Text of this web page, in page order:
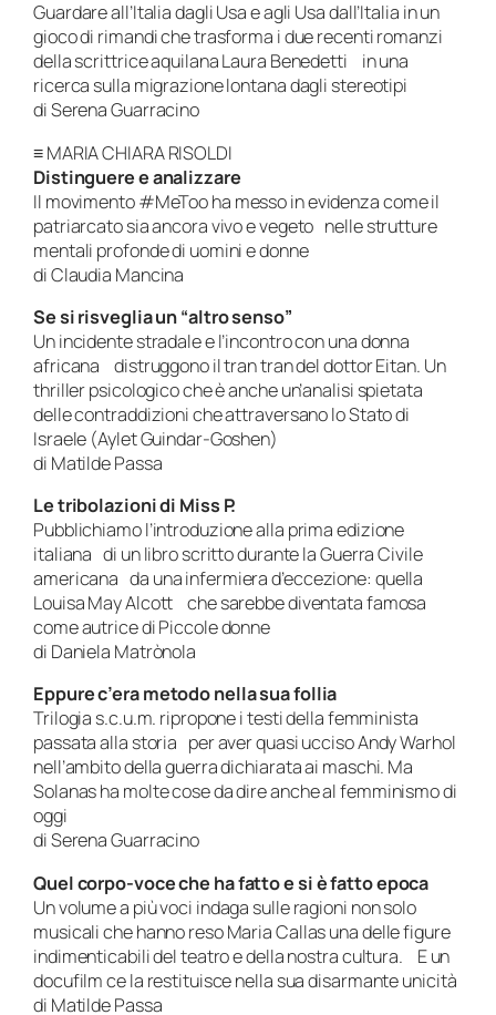
Guardare all’Italia dagli Usa e agli Usa dall’Italia in un
gioco di rimandi che trasforma i due recenti romanzi
della scrittrice aquilana Laura Benedetti in una
ricerca sulla migrazione lontana dagli stereotipi
di Serena Guarracino
≡ MARIA CHIARA RISOLDI
Distinguere e analizzare
Il movimento #MeToo ha messo in evidenza come il
patriarcato sia ancora vivo e vegeto nelle strutture
mentali profonde di uomini e donne
di Claudia Mancina
Se si risveglia un “altro senso”
Un incidente stradale e l’incontro con una donna
africana distruggono il tran tran del dottor Eitan. Un
thriller psicologico che è anche un’analisi spietata
delle contraddizioni che attraversano lo Stato di
Israele (Aylet Guindar-Goshen)
di Matilde Passa
Le tribolazioni di Miss P.
Pubblichiamo l’introduzione alla prima edizione
italiana di un libro scritto durante la Guerra Civile
americana da una infermiera d’eccezione: quella
Louisa May Alcott che sarebbe diventata famosa
come autrice di Piccole donne
di Daniela Matrònola
Eppure c’era metodo nella sua follia
Trilogia s.c.u.m. ripropone i testi della femminista
passata alla storia per aver quasi ucciso Andy Warhol
nell’ambito della guerra dichiarata ai maschi. Ma
Solanas ha molte cose da dire anche al femminismo di
oggi
di Serena Guarracino
Quel corpo-voce che ha fatto e si è fatto epoca
Un volume a più voci indaga sulle ragioni non solo
musicali che hanno reso Maria Callas una delle figure
indimenticabili del teatro e della nostra cultura. E un
docufilm ce la restituisce nella sua disarmante unicità
di Matilde Passa